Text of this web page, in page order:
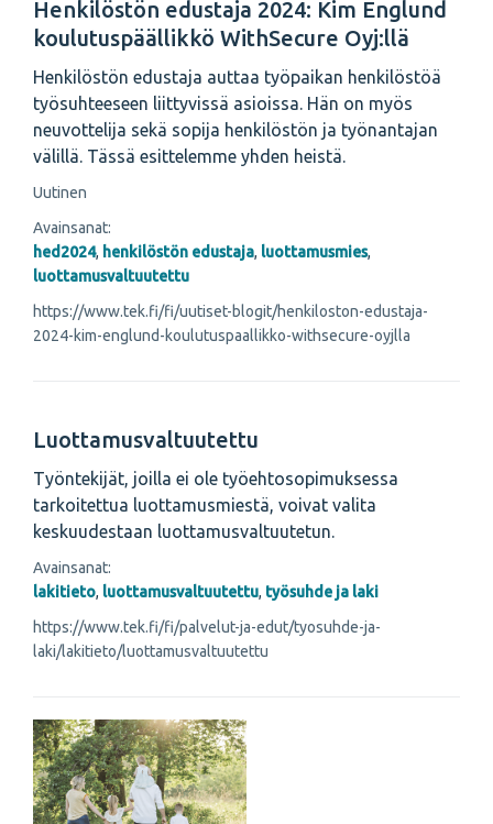
Henkilöstön edustaja 2024: Kim Englund
koulutuspäällikkö WithSecure Oyj:llä
Henkilöstön edustaja auttaa työpaikan henkilöstöä
työsuhteeseen liittyvissä asioissa. Hän on myös
neuvottelija sekä sopija henkilöstön ja työnantajan
välillä. Tässä esittelemme yhden heistä.
Uutinen
Avainsanat:
hed2024, henkilöstön edustaja, luottamusmies,
luottamusvaltuutettu
https://www.tek.fi/fi/uutiset-blogit/henkiloston-edustaja-
2024-kim-englund-koulutuspaallikko-withsecure-oyjlla
Luottamusvaltuutettu
Työntekijät, joilla ei ole työehtosopimuksessa
tarkoitettua luottamusmiestä, voivat valita
keskuudestaan luottamusvaltuutetun.
Avainsanat:
lakitieto, luottamusvaltuutettu, työsuhde ja laki
https://www.tek.fi/fi/palvelut-ja-edut/tyosuhde-ja-
laki/lakitieto/luottamusvaltuutettu